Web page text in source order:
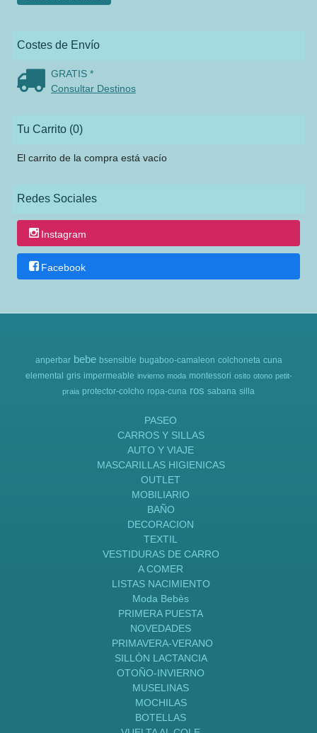
Costes de Envío
GRATIS *
Consultar Destinos
Tu Carrito (0)
El carrito de la compra está vacío
Redes Sociales
Instagram
Facebook
anperbar bebe bsensible bugaboo-camaleon colchoneta cuna
elemental gris impermeable invierno moda montessori osito otono petit-
praia protector-colcho ropa-cuna ros sabana silla
PASEO
CARROS Y SILLAS
AUTO Y VIAJE
MASCARILLAS HIGIENICAS
OUTLET
MOBILIARIO
BAÑO
DECORACION
TEXTIL
VESTIDURAS DE CARRO
A COMER
LISTAS NACIMIENTO
Moda Bebès
PRIMERA PUESTA
NOVEDADES
PRIMAVERA-VERANO
SILLÒN LACTANCIA
OTOÑO-INVIERNO
MUSELINAS
MOCHILAS
BOTELLAS